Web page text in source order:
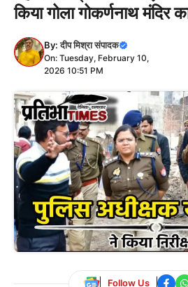
किया गोला गोकर्णनाथ मंदिर
By:दीप मिश्रा संपादक
On: Tuesday, February 10,
2026 10:51 PM
Follow Us